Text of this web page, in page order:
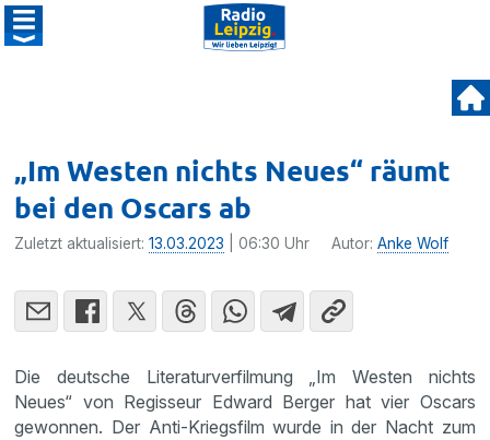
„Im Westen nichts Neues“ räumt
bei den Oscars ab
Zuletzt aktualisiert:13.03.2023 | 06:30 Uhr Autor:Anke Wolf
Die deutsche Literaturverfilmung „Im Westen nichts
Neues“ von Regisseur Edward Berger hat vier Oscars
gewonnen. Der Anti-Kriegsfilm wurde in der Nacht zum